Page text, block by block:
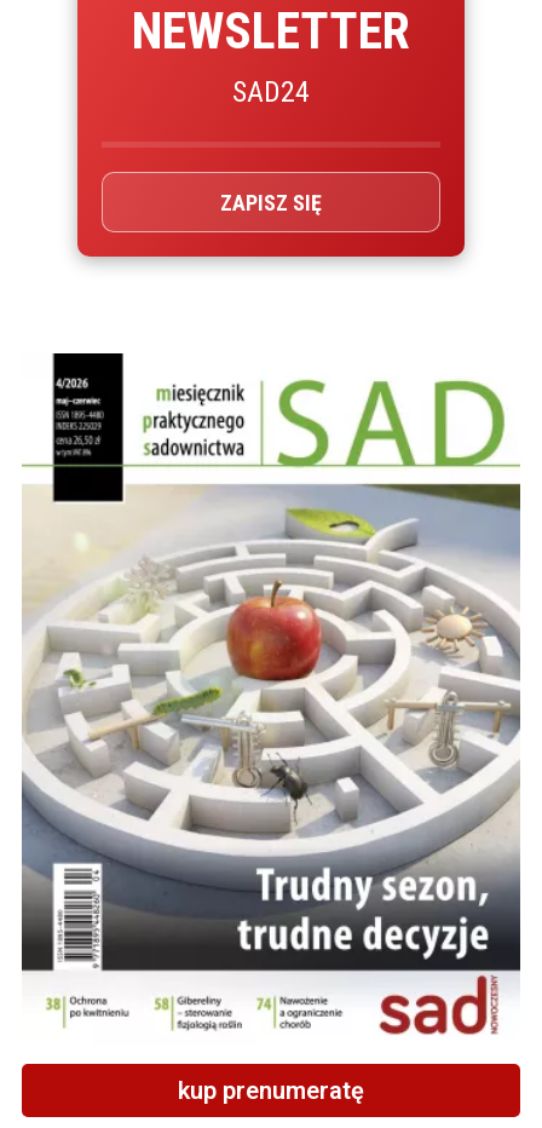
NEWSLETTER
SAD24
ZAPISZ SIĘ
kup prenumeratę